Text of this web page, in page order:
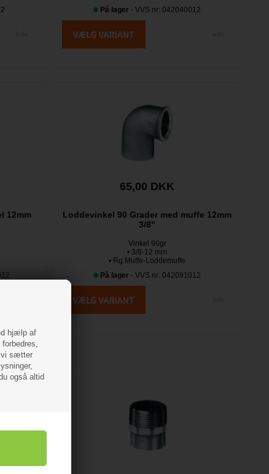
hjælp af
vi sætter
også altid
På lager - VVS nr: 042040012
12mm
65,00 DKK
Loddevinkel 90 Grader med muffe 12mm
3/8"
Vinkel 90gr
• 3/8-12 mm
• Rg.Muffe-Loddemuffe
På lager - VVS nr: 042091012